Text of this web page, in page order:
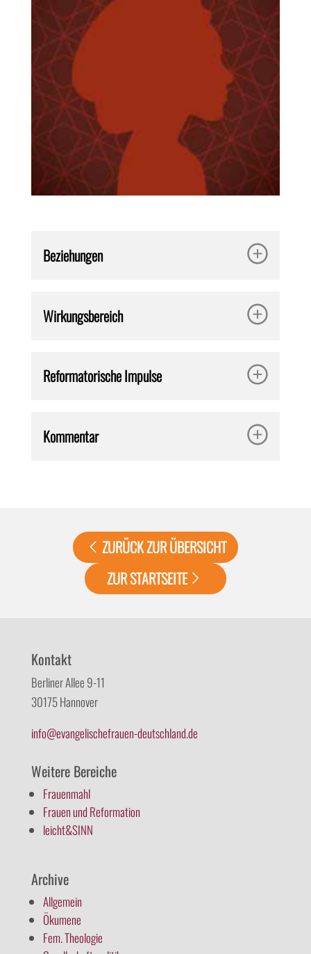
Beziehungen
Wirkungsbereich
Reformatorische Impulse
Kommentar
ZURÜCK ZUR ÜBERSICHT
ZUR STARTSEITE
Kontakt
Berliner Allee 9-11
30175 Hannover
info@evangelischefrauen-deutschland.de
Weitere Bereiche
Frauenmahl
Frauen und Reformation
leicht&SINN
Archive
Allgemein
Ökumene
Fem. Theologie